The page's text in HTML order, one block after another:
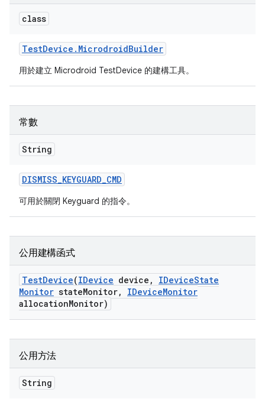
class
TestDevice . MicrodroidBuilder
用於建立 Microdroid TestDevice 的建構工具。
常數
String
DISMISS_KEYGUARD_CMD
可用於關閉 Keyguard 的指令。
公用建構函式
TestDevice(IDevice device , IDeviceState
Monitor stateMonitor, IDeviceMonitor
allocationMonitor)
公用方法
String